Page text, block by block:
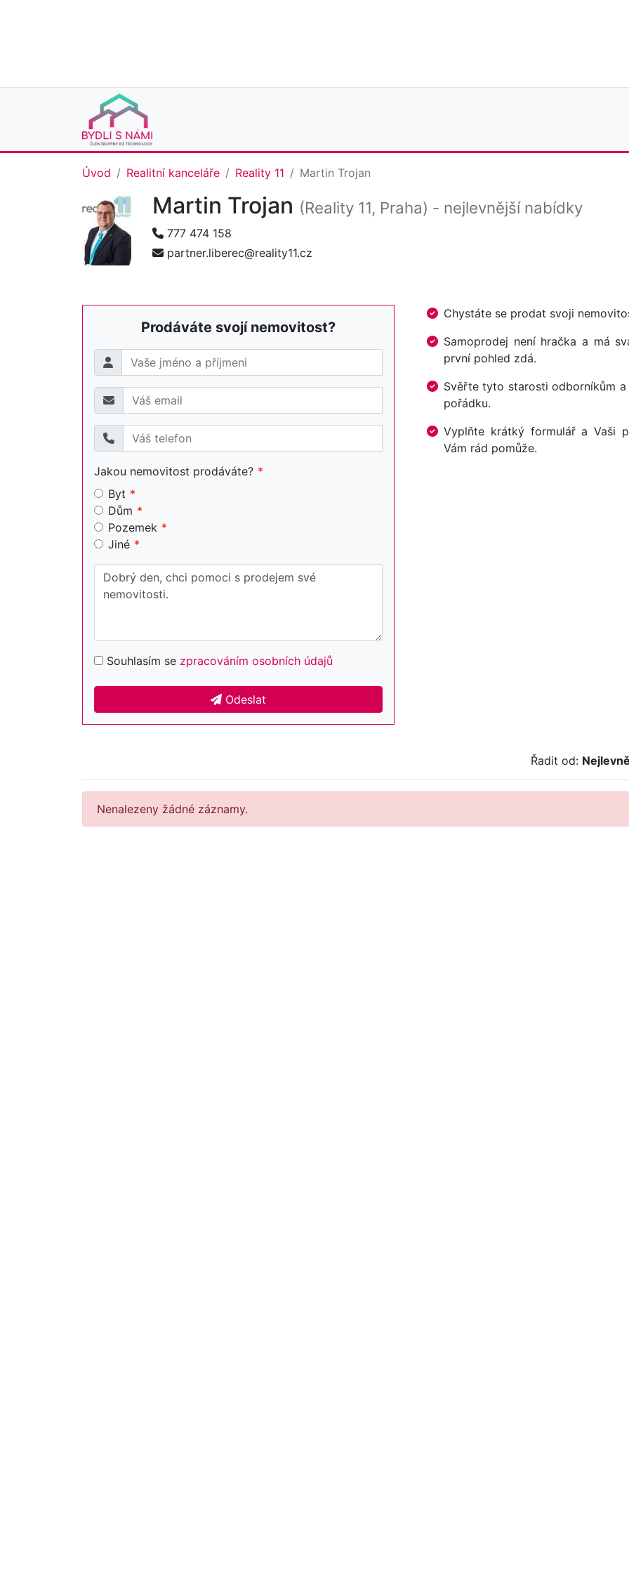
Úvod Realitní kanceláře Reality 11 Martin Trojan
Martin Trojan (Reality 11, Praha) - nejlevnější nabídky
777 474 158
partner.liberec@reality11.cz
Prodáváte svojí nemovitost?
Jakou nemovitost prodáváte?
Byt
Dům
Pozemek
Jiné
Souhlasím se zpracováním osobních údajů
Odeslat
Chystáte se prodat svoji
Samoprodej není hračka a má
první pohled zdá.
Svěřte tyto starosti odborníkům
pořádku.
Vyplňte krátký formulář a Vaši
Vám rád pomůže.
Řadit od:
Nenalezeny žádné záznamy.